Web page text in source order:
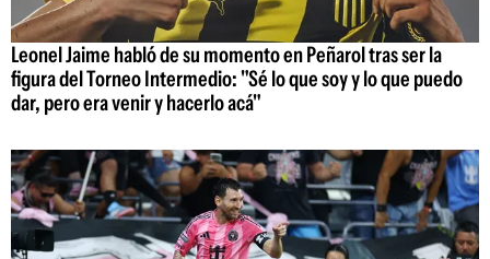
Leonel Jaime habló de su momento en Peñarol tras ser la
figura del Torneo Intermedio: "Sé lo que soy y lo que puedo
dar, pero era venir y hacerlo acá"